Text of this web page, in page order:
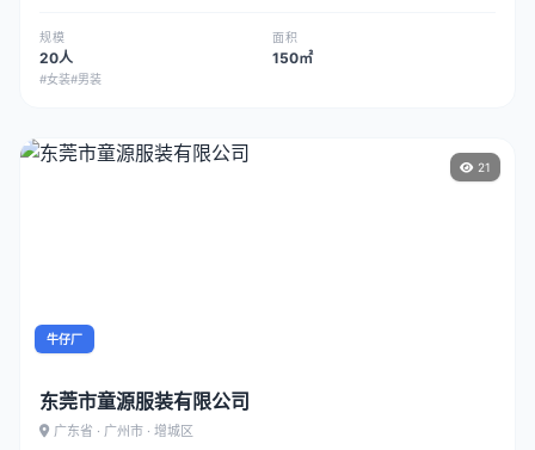
规模
20人
面积
150㎡
#女装#男装
21
牛仔厂
东莞市童源服装有限公司
广东省 · 广州市 · 增城区